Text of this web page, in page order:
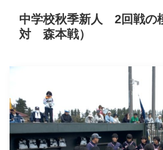
中学校秋季新人 2回戦の
対 森本戦）